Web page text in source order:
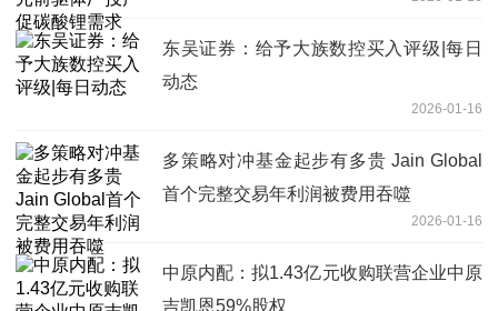
东吴证券：给予大族数控买入评级|每日
动态
2026-01-16
多策略对冲基金起步有多贵 Jain Global
首个完整交易年利润被费用吞噬
2026-01-16
中原内配：拟1.43亿元收购联营企业中原
吉凯恩59%股权